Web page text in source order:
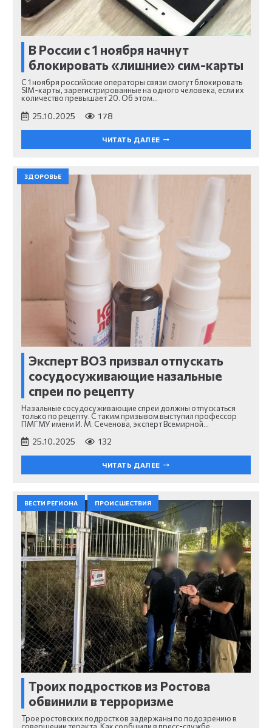
В России с 1 ноября начнут
блокировать «лишние» сим-карты
С 1 ноября российские операторы связи смогут блокировать
SIM-карты, зарегистрированные на одного человека, если их
количество превышает 20. Об этом…
25.10.2025 178
ЧИТАТЬ ДАЛЕЕ
ЗДОРОВЬЕ
Эксперт ВОЗ призвал отпускать
сосудосуживающие назальные
спреи по рецепту
Назальные сосудосуживающие спреи должны отпускаться
только по рецепту. С таким призывом выступил профессор
ПМГМУ имени И. М. Сеченова, эксперт Всемирной…
25.10.2025 132
ЧИТАТЬ ДАЛЕЕ
ВЕСТИ РЕГИОНА ПРОИСШЕСТВИЯ
Троих подростков из Ростова
обвинили в терроризме
Трое ростовских подростков задержаны по подозрению в